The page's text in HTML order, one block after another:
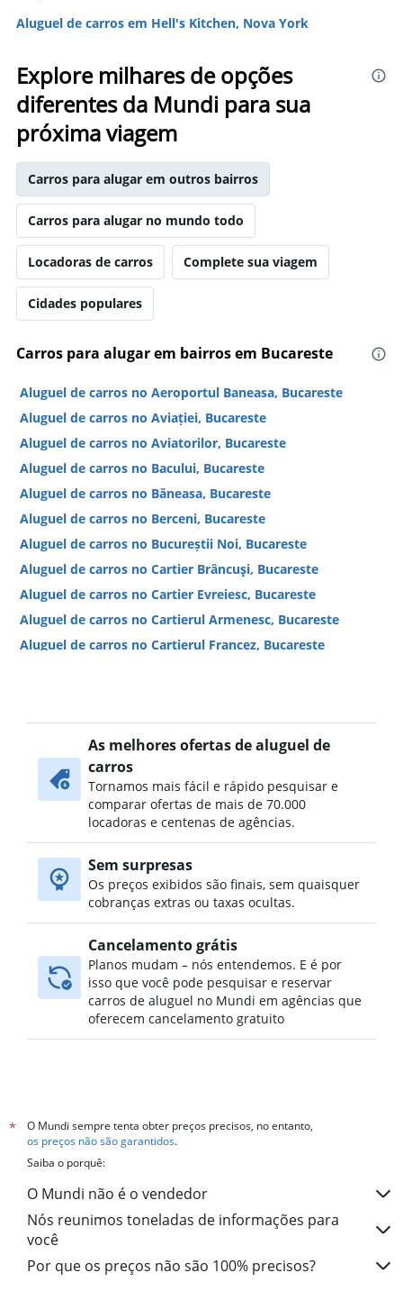
Aluguel de carros em Hell's Kitchen, Nova York
Explore milhares de opções
diferentes da Mundi para sua
próxima viagem
Carros para alugar em outros bairros
Carros para alugar no mundo todo
Locadoras de carros Complete sua viagem
Cidades populares
Carros para alugar em bairros em Bucareste
Aluguel de carros no Aeroportul Baneasa, Bucareste
Aluguel de carros no Aviației, Bucareste
Aluguel de carros no Aviatorilor, Bucareste
Aluguel de carros no Bacului, Bucareste
Aluguel de carros no Băneasa, Bucareste
Aluguel de carros no Berceni, Bucareste
Aluguel de carros no Bucureștii Noi, Bucareste
Aluguel de carros no Cartier Brâncuşi, Bucareste
Aluguel de carros no Cartier Evreiesc, Bucareste
Aluguel de carros no Cartierul Armenesc, Bucareste
Aluguel de carros no Cartierul Francez, Bucareste
Aluguel de carros no Chitila, Bucareste
Aluguel de carros no Colentina, Bucareste
Aluguel de carros no Cotroceni, Bucareste
Aluguel de carros no Crângași, Bucareste
Aluguel de carros no Dămăroaia, Bucareste
Aluguel de carros no Dobroești, Bucareste
Aluguel de carros no Dorobanți, Bucareste
As melhores ofertas de aluguel de
carros
Tornamos mais fácil e rápido pesquisar e
comparar ofertas de mais de 70.000
locadoras e centenas de agências.
Sem surpresas
Os preços exibidos são finais, sem quaisquer
cobranças extras ou taxas ocultas.
Cancelamento grátis
Planos mudam – nós entendemos. E é por
isso que você pode pesquisar e reservar
carros de aluguel no Mundi em agências que
oferecem cancelamento gratuito
*
O Mundi sempre tenta obter preços precisos, no entanto,
os preços não são garantidos.
Saiba o porquê:
O Mundi não é o vendedor
Nós reunimos toneladas de informações para
você
Por que os preços não são 100% precisos?